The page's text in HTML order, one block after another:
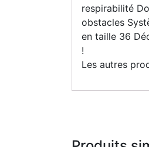
respirabilité
obstacles
en taille 36
!
Les autres